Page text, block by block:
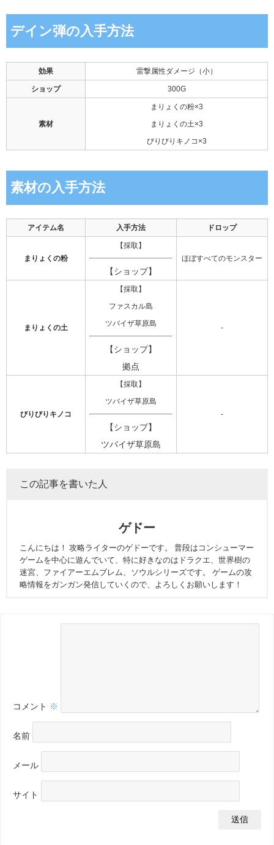
デイン弾の入手方法
効果 雷撃属性ダメージ（小）
ショップ 300G
素材
まりょくの粉×3
まりょくの土×3
びりびりキノコ×3
素材の入手方法
アイテム名 入手方法 ドロップ
まりょくの粉
【採取】
【ショップ】
ほぼすべてのモンスター
まりょくの土
【採取】
ファスカル島
ツバイザ草原島
【ショップ】
拠点
-
びりびりキノコ
【採取】
ツバイザ草原島
【ショップ】
ツバイザ草原島
-
この記事を書いた人
ゲドー
こんにちは！ 攻略ライターのゲドーです。 普段はコンシューマー
ゲームを中心に遊んでいて、特に好きなのはドラクエ、世界樹の
迷宮、ファイアーエムブレム、ソウルシリーズです。 ゲームの攻
略情報をガンガン発信していくので、よろしくお願いします！
コメント ※
名前
メール
サイト